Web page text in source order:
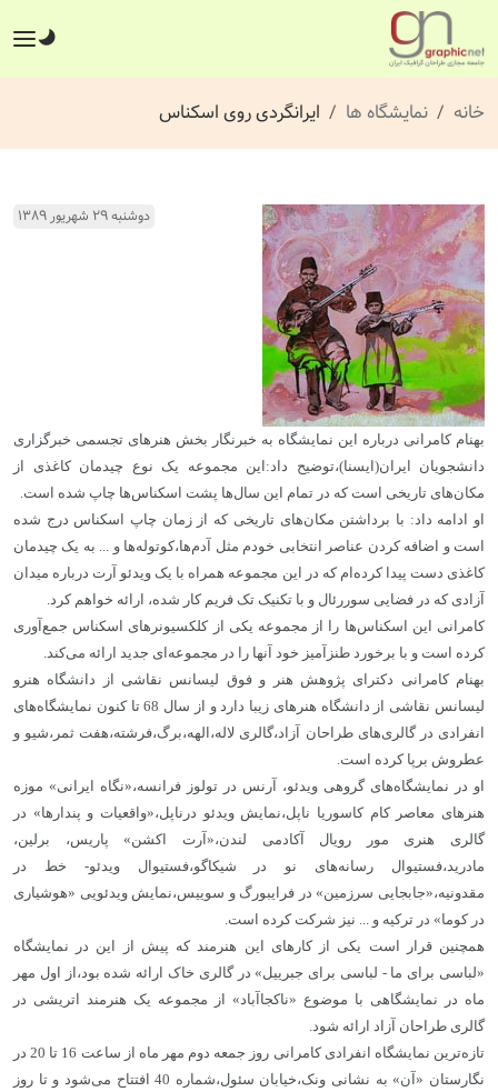
خانه نمایشگاه ها ایرانگردی روی اسکناس
دوشنبه ۲۹ شهریور ۱۳۸۹
بهنام کامرانی درباره این نمایشگاه به خبرنگار بخش هنرهای تجسمی خبرگزاری
دانشجویان ایران(ایسنا)،توضیح داد:این مجموعه یک نوع چیدمان کاغذی از
مکان‌های تاریخی است که در تمام این سال‌ها پشت اسکناس‌ها چاپ شده است.
او ادامه داد: با برداشتن مکان‌های تاریخی که از زمان چاپ اسکناس درج شده
است و اضافه کردن عناصر انتخابی خودم مثل آدم‌ها،کوتوله‌ها و ... به یک چیدمان
کاغذی دست پیدا کرده‌ام که در این مجموعه همراه با یک ویدئو آرت درباره میدان
آزادی که در فضایی سوررئال و با تکنیک تک فریم کار شده، ارائه خواهم کرد.
کامرانی این اسکناس‌ها را از مجموعه یکی از کلکسیونرهای اسکناس جمع‌آوری
کرده است و با برخورد طنزآمیز خود آنها را در مجموعه‌ای جدید ارائه می‌کند.
بهنام کامرانی دکترای پژوهش هنر و فوق لیسانس نقاشی از دانشگاه هنرو
لیسانس نقاشی از دانشگاه هنرهای زیبا دارد و از سال 68 تا کنون نمایشگاه‌های
انفرادی در گالری‌های طراحان آزاد،گالری لاله،الهه،برگ،فرشته،هفت ثمر،شیو و
عطروش برپا کرده است.
او در نمایشگاه‌های گروهی ویدئو، آرنس در تولوز فرانسه،«نگاه ایرانی» موزه
هنرهای معاصر کام کاسوریا ناپل،نمایش ویدئو درناپل،«واقعیات و پندارها» در
گالری هنری مور رویال آکادمی لندن،«آرت اکشن» پاریس، برلین،
مادرید،فستیوال رسانه‌های نو در شیکاگو،فستیوال ویدئو- خط در
مقدونیه،«جابجایی سرزمین» در فرایبورگ و سوییس،نمایش ویدئویی «هوشیاری
در کوما» در ترکیه و ... نیز شرکت کرده است.
همچنین قرار است یکی از کارهای این هنرمند که پیش از این در نمایشگاه
«لباسی برای ما - لباسی برای جبرییل» در گالری خاک ارائه شده بود،از اول مهر
ماه در نمایشگاهی با موضوع «ناکجاآباد» از مجموعه یک هنرمند اتریشی در
گالری طراحان آزاد ارائه شود.
تازه‌ترین نمایشگاه انفرادی کامرانی روز جمعه دوم مهر ماه از ساعت 16 تا 20 در
نگارستان «آن» به نشانی ونک،خیابان سئول،شماره 40 افتتاح می‌شود و تا روز